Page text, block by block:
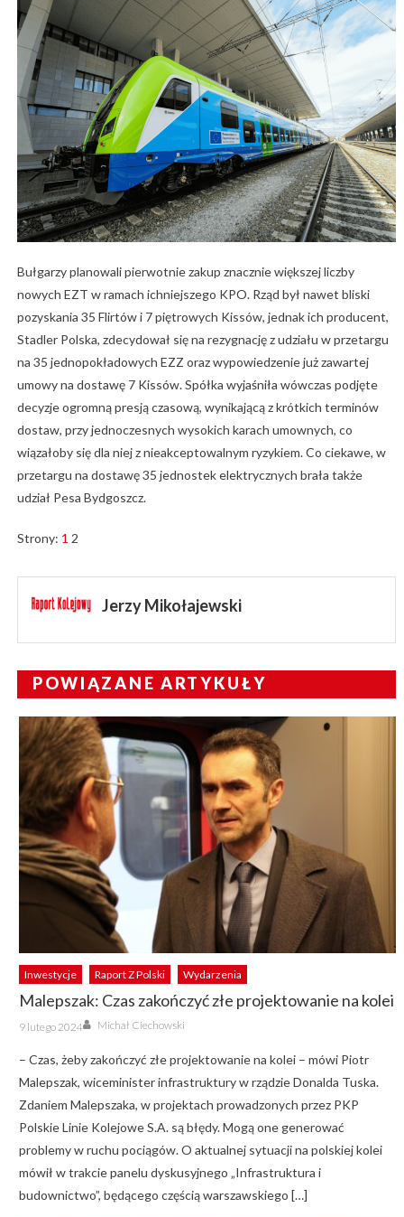
Bułgarzy planowali pierwotnie zakup znacznie większej liczby
nowych EZT w ramach ichniejszego KPO. Rząd był nawet bliski
pozyskania 35 Flirtów i 7 piętrowych Kissów, jednak ich producent,
Stadler Polska, zdecydował się na rezygnację z udziału w przetargu
na 35 jednopokładowych EZZ oraz wypowiedzenie już zawartej
umowy na dostawę 7 Kissów. Spółka wyjaśniła wówczas podjęte
decyzje ogromną presją czasową, wynikającą z krótkich terminów
dostaw, przy jednoczesnych wysokich karach umownych, co
wiązałoby się dla niej z nieakceptowalnym ryzykiem. Co ciekawe, w
przetargu na dostawę 35 jednostek elektrycznych brała także
udział Pesa Bydgoszcz.
Strony: 1 2
Jerzy Mikołajewski
POWIĄZANE ARTYKUŁY
Inwestycje Raport Z Polski Wydarzenia
Malepszak: Czas zakończyć złe projektowanie na kolei
Posted
on
9 lutego 2024 Author
Michał Ciechowski
– Czas, żeby zakończyć złe projektowanie na kolei – mówi Piotr
Malepszak, wiceminister infrastruktury w rządzie Donalda Tuska.
Zdaniem Malepszaka, w projektach prowadzonych przez PKP
Polskie Linie Kolejowe S.A. są błędy. Mogą one generować
problemy w ruchu pociągów. O aktualnej sytuacji na polskiej kolei
mówił w trakcie panelu dyskusyjnego „Infrastruktura i
budownictwo”, będącego częścią warszawskiego […]